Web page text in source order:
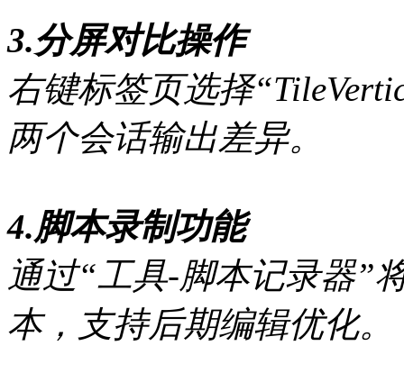
3.分屏对比操作
右键标签页选择
两个会话输出差异。
4.脚本录制功能
通过“工具-脚本记录器”
本，支持后期编辑优化。